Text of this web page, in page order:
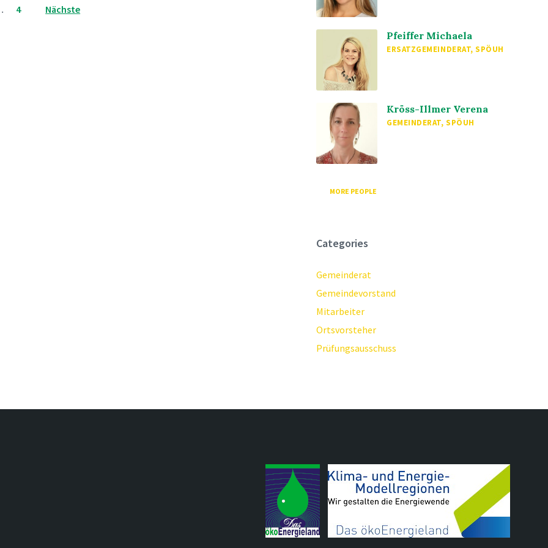
4 Nächste
Pfeiffer Michaela
ERSATZGEMEINDERAT, SPÖUH
Kröss-Illmer Verena
GEMEINDERAT, SPÖUH
MORE PEOPLE
Categories
Gemeinderat
Gemeindevorstand
Mitarbeiter
Ortsvorsteher
Prüfungsausschuss